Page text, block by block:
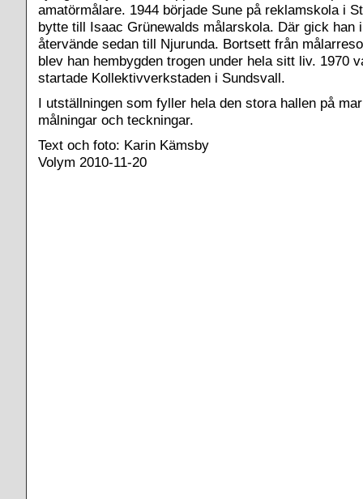
amatörmålare. 1944 började Sune på reklamskola i
bytte till Isaac Grünewalds målarskola. Där gick han
återvände sedan till Njurunda. Bortsett från
blev han hembygden trogen under hela sitt liv. 1970
startade Kollektivverkstaden i Sundsvall.
I utställningen som fyller hela den stora hallen på
målningar och teckningar.
Text och foto: Karin Kämsby
Volym 2010-11-20